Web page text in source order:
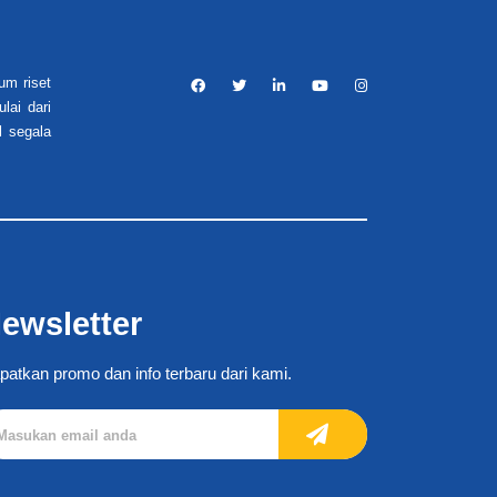
riset
dari
segala
promo dan info terbaru dari kami.